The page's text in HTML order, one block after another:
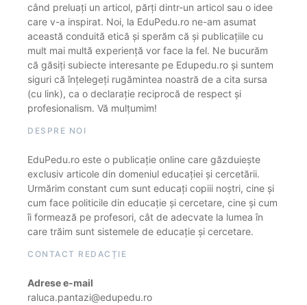
când preluați un articol, părți dintr-un articol sau o idee
care v-a inspirat. Noi, la EduPedu.ro ne-am asumat
această conduită etică și sperăm că și publicațiile cu
mult mai multă experiență vor face la fel. Ne bucurăm
că găsiți subiecte interesante pe Edupedu.ro și suntem
siguri că înțelegeți rugămintea noastră de a cita sursa
(cu link), ca o declarație reciprocă de respect și
profesionalism. Vă mulțumim!
DESPRE NOI
EduPedu.ro este o publicație online care găzduiește
exclusiv articole din domeniul educației și cercetării.
Urmărim constant cum sunt educați copiii noștri, cine și
cum face politicile din educație și cercetare, cine și cum
îi formează pe profesori, cât de adecvate la lumea în
care trăim sunt sistemele de educație și cercetare.
CONTACT REDACȚIE
Adrese e-mail
raluca.pantazi@edupedu.ro